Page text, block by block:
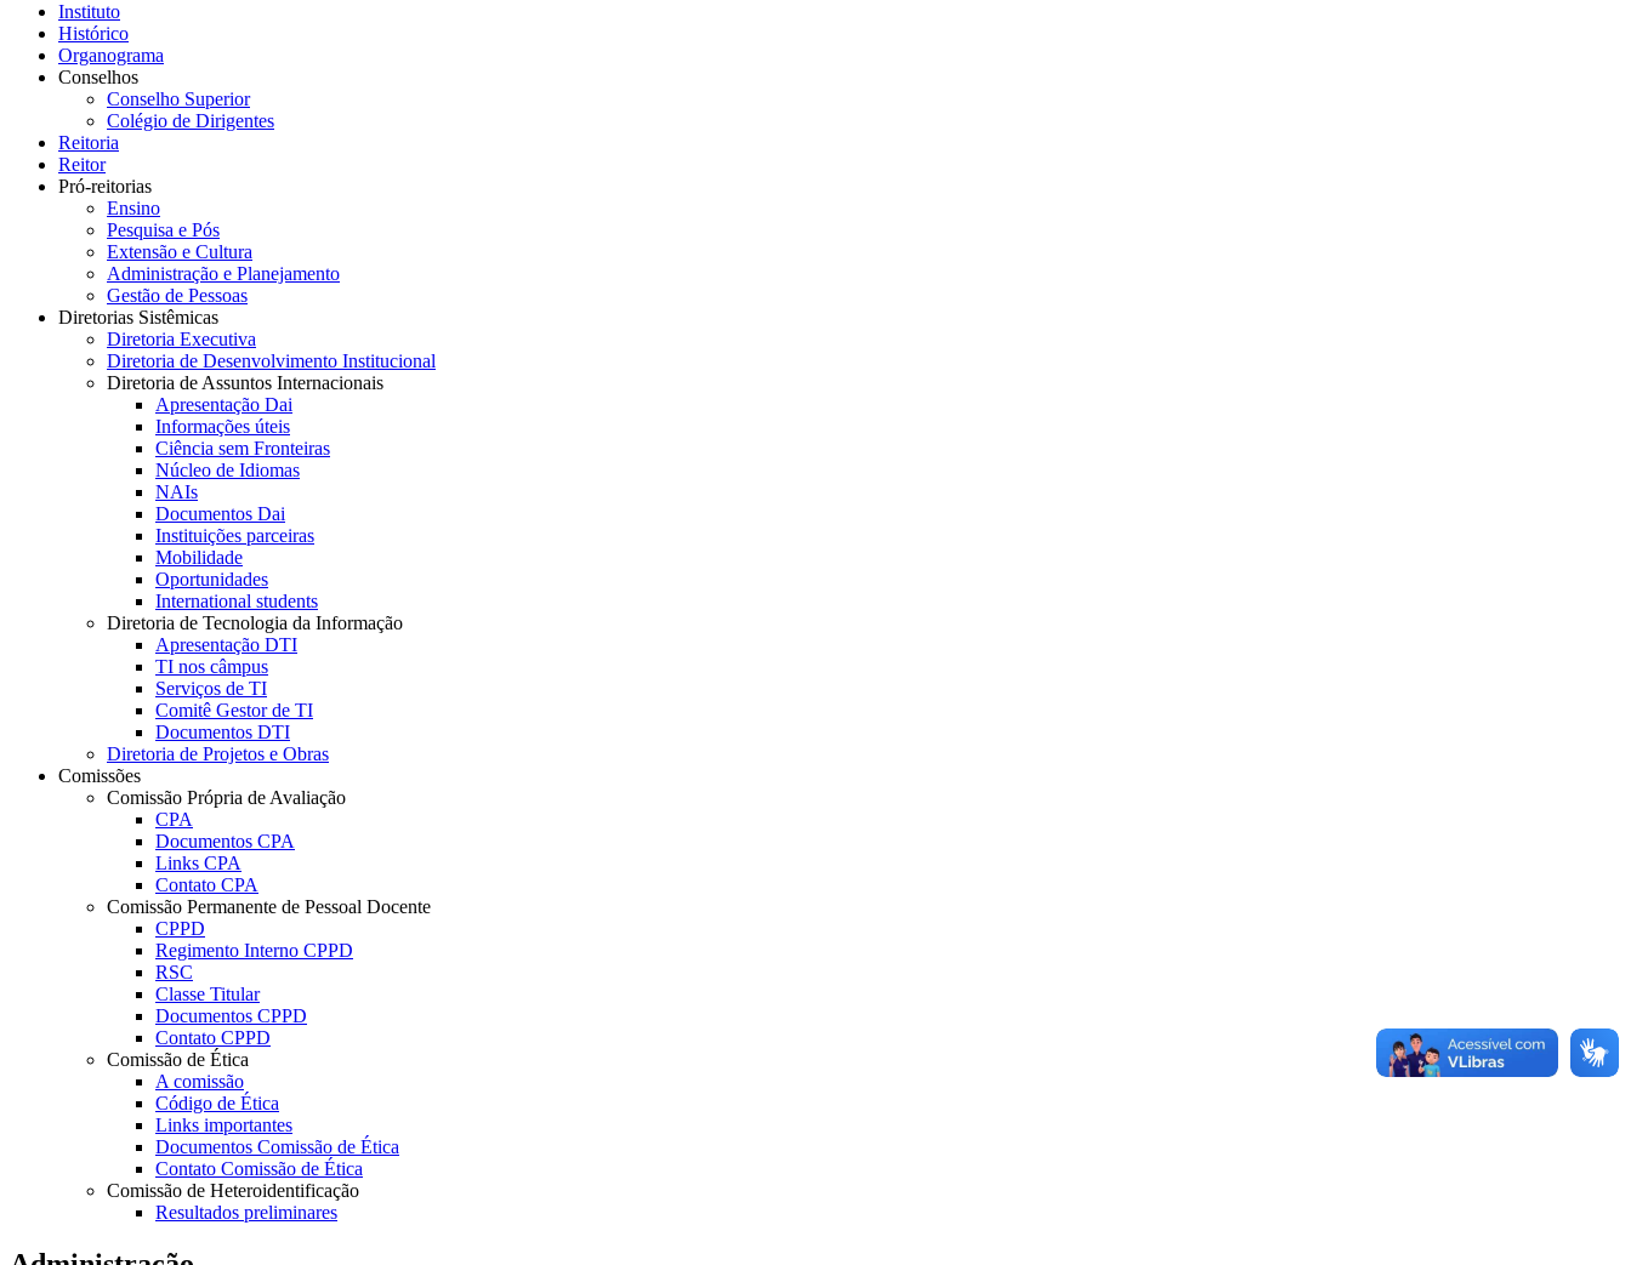
Instituto
Histórico
Organograma
Conselhos
Conselho Superior
Colégio de Dirigentes
Reitoria
Reitor
Pró-reitorias
Ensino
Pesquisa e Pós
Extensão e Cultura
Administração e Planejamento
Gestão de Pessoas
Diretorias Sistêmicas
Diretoria Executiva
Diretoria de Desenvolvimento Institucional
Diretoria de Assuntos Internacionais
Apresentação Dai
Informações úteis
Ciência sem Fronteiras
Núcleo de Idiomas
NAIs
Documentos Dai
Instituições parceiras
Mobilidade
Oportunidades
International students
Diretoria de Tecnologia da Informação
Apresentação DTI
TI nos câmpus
Serviços de TI
Comitê Gestor de TI
Documentos DTI
Diretoria de Projetos e Obras
Comissões
Comissão Própria de Avaliação
CPA
Documentos CPA
Links CPA
Contato CPA
Comissão Permanente de Pessoal Docente
CPPD
Regimento Interno CPPD
RSC
Classe Titular
Documentos CPPD
Contato CPPD
Comissão de Ética
A comissão
Código de Ética
Links importantes
Documentos Comissão de Ética
Contato Comissão de Ética
Comissão de Heteroidentificação
Resultados preliminares